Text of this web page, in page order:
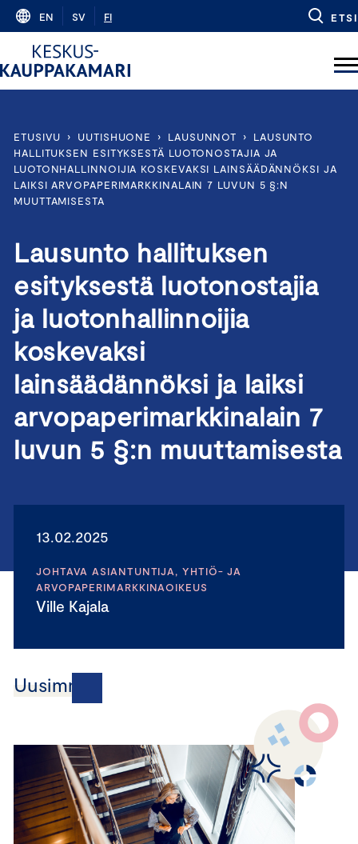
Skip
content
EN SV FI ETSI
ETUSIVU › UUTISHUONE › LAUSUNNOT ›
LAUSUNTO
HALLITUKSEN ESITYKSESTÄ LUOTONOSTAJIA JA
LUOTONHALLINNOIJIA KOSKEVAKSI LAINSÄÄDÄNNÖKSI JA
LAIKSI ARVOPAPERIMARKKINALAIN 7 LUVUN 5 §:N
MUUTTAMISESTA
Lausunto hallituksen
esityksestä luotonostajia
ja luotonhallinnoijia
koskevaksi
lainsäädännöksi ja laiksi
arvopaperimarkkinalain 7
luvun 5 §:n muuttamisesta
13.02.2025
JOHTAVA ASIANTUNTIJA, YHTIÖ- JA
ARVOPAPERIMARKKINAOIKEUS
Ville Kajala
Uusimmat